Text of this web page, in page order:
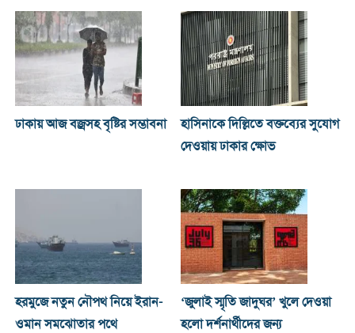
ঢাকায় আজ বজ্রসহ বৃষ্টির সম্ভাবনা
হাসিনাকে দিল্লিতে বক্তব্যের সুযোগ
দেওয়ায় ঢাকার ক্ষোভ
হরমুজে নতুন নৌপথ নিয়ে ইরান-
ওমান সমঝোতার পথে
‘জুলাই স্মৃতি জাদুঘর’ খুলে দেওয়া
হলো দর্শনার্থীদের জন্য